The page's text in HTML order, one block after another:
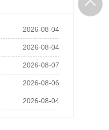
2026-08-04
2026-08-04
2026-08-07
2026-08-06
2026-08-04